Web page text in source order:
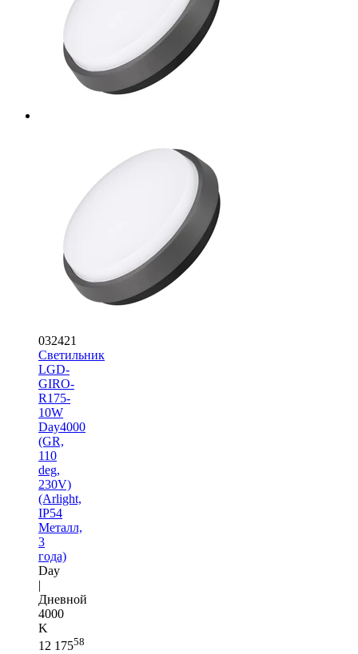
032421
Светильник
LGD-
GIRO-
R175-
10W
Day4000
(GR,
110
deg,
230V)
(Arlight,
IP54
Металл,
3
года)
Day
|
Дневной
4000
K
12 17558